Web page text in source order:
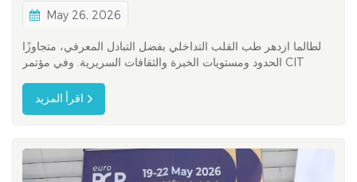
May 26, 2026
لطالما ازدهر طب القلب التداخلي بفضل التبادل المعرفي، متجاوزًا
الحدود ومستويات الخبرة والثقافات السريرية. وفي مؤتمر CIT
والمحيط الهادئ، كان هذا التبادل جليًا في كل جلسة، وكل نقاش،
وكل حديث جانبي. لكن بالنسبة لمجموعة من الأطباء الدوليين، لم
اقرأ المزيد